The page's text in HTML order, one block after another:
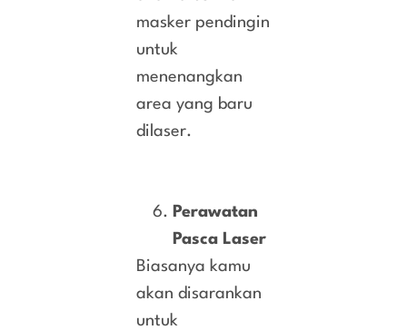
masker pendingin
untuk
menenangkan
area yang baru
dilaser.
Perawatan
Pasca Laser
Biasanya kamu
akan disarankan
untuk